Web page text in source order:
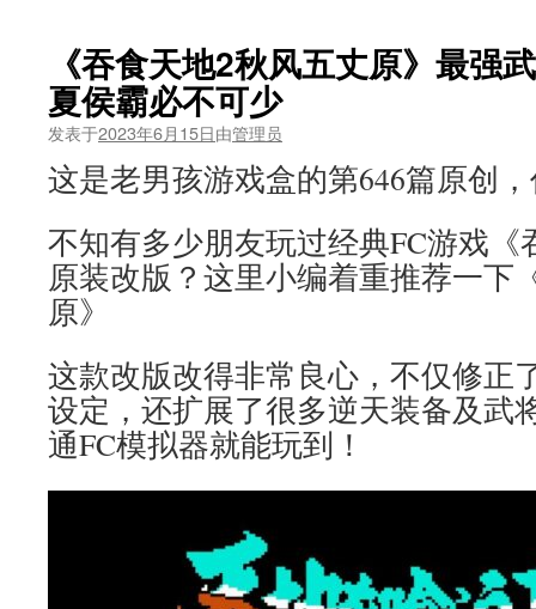
《吞食天地2秋风五丈原》最强
夏侯霸必不可少
发表于2023年6月15日由管理员
这是老男孩游戏盒的第646篇原创
不知有多少朋友玩过经典FC游戏《
原装改版？这里小编着重推荐一下
原》
这款改版改得非常良心，不仅修正
设定，还扩展了很多逆天装备及武
通FC模拟器就能玩到！